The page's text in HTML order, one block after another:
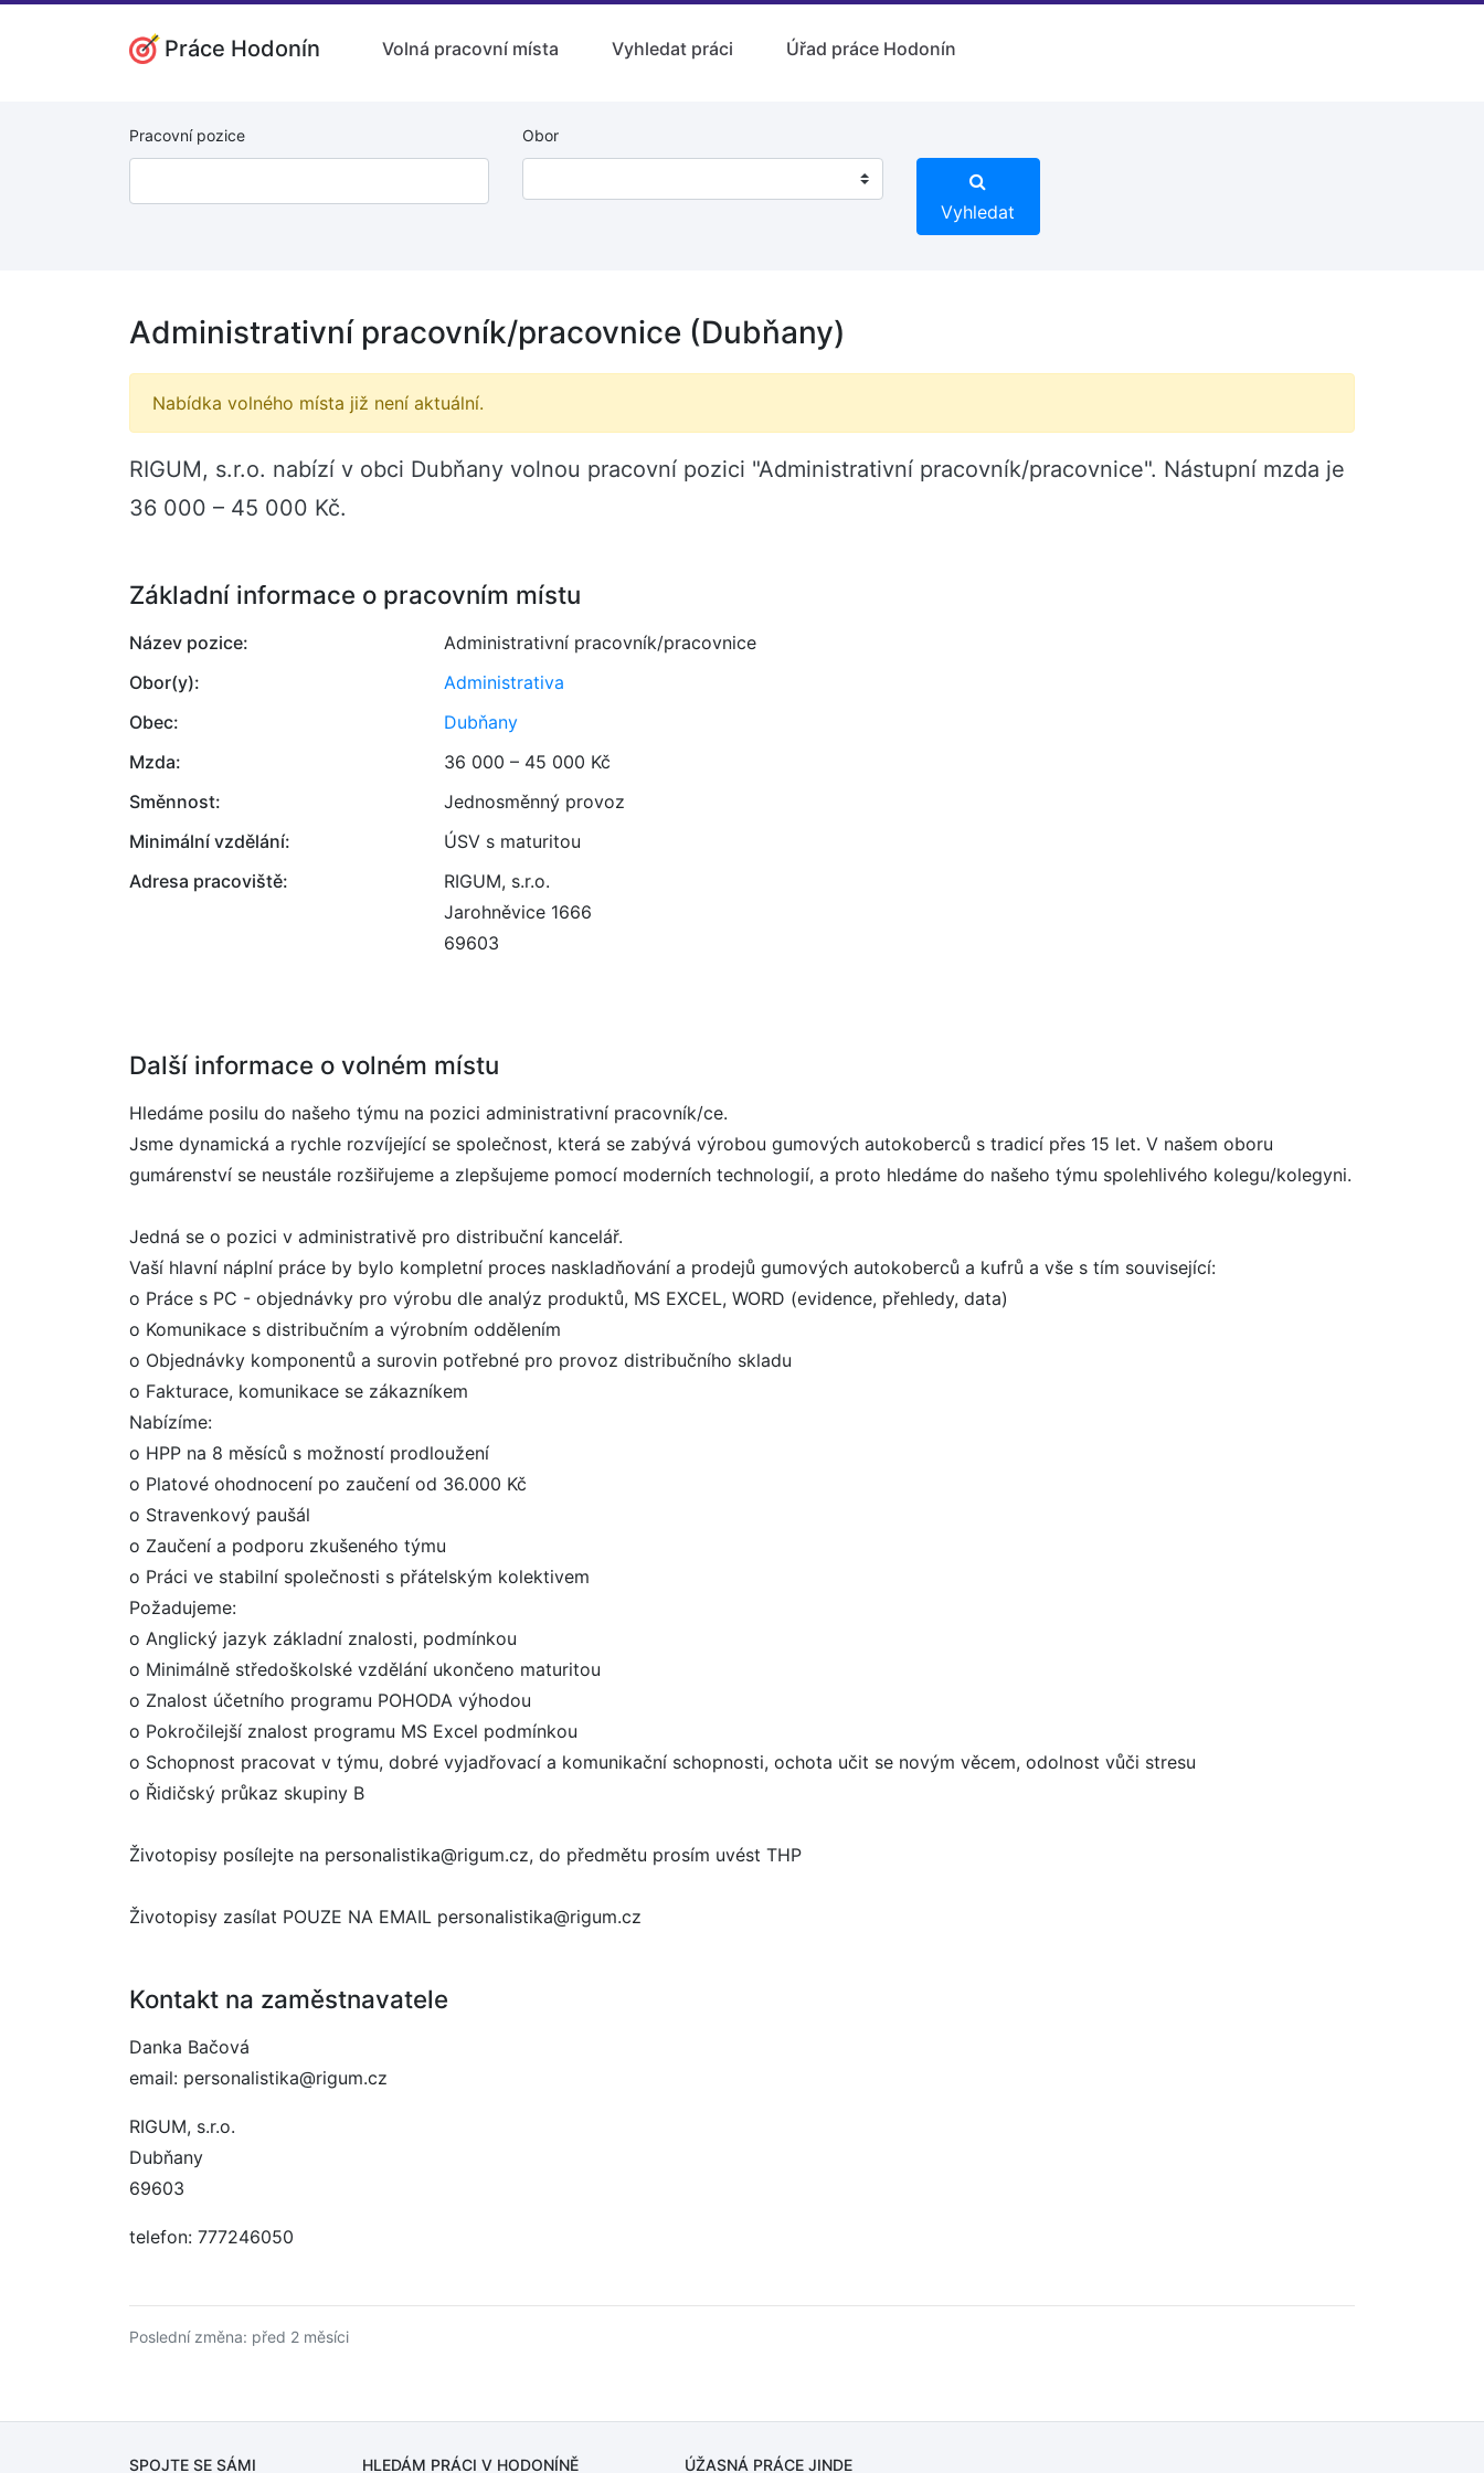
Práce Hodonín Volná pracovní místa Vyhledat práci Úřad práce Hodonín
Pracovní pozice Obor
Vyhledat
Administrativní pracovník/pracovnice (Dubňany)
Nabídka volného místa již není aktuální.
RIGUM, s.r.o. nabízí v obci Dubňany volnou pracovní pozici "Administrativní pracovník/pracovnice". Nástupní mzda je
36 000 – 45 000 Kč.
Základní informace o pracovním místu
Název pozice:
Administrativní pracovník/pracovnice
Obor(y):
Administrativa
Obec:
Dubňany
Mzda:
36 000 – 45 000 Kč
Směnnost:
Jednosměnný provoz
Minimální vzdělání:
ÚSV s maturitou
Adresa pracoviště:
RIGUM, s.r.o.
Jarohněvice 1666
69603
Další informace o volném místu
Hledáme posilu do našeho týmu na pozici administrativní pracovník/ce.
Jsme dynamická a rychle rozvíjející se společnost, která se zabývá výrobou gumových autokoberců s tradicí přes 15 let. V našem oboru
gumárenství se neustále rozšiřujeme a zlepšujeme pomocí moderních technologií, a proto hledáme do našeho týmu spolehlivého kolegu/kolegyni.
Jedná se o pozici v administrativě pro distribuční kancelář.
Vaší hlavní náplní práce by bylo kompletní proces naskladňování a prodejů gumových autokoberců a kufrů a vše s tím související:
o Práce s PC - objednávky pro výrobu dle analýz produktů, MS EXCEL, WORD (evidence, přehledy, data)
o Komunikace s distribučním a výrobním oddělením
o Objednávky komponentů a surovin potřebné pro provoz distribučního skladu
o Fakturace, komunikace se zákazníkem
Nabízíme:
o HPP na 8 měsíců s možností prodloužení
o Platové ohodnocení po zaučení od 36.000 Kč
o Stravenkový paušál
o Zaučení a podporu zkušeného týmu
o Práci ve stabilní společnosti s přátelským kolektivem
Požadujeme:
o Anglický jazyk základní znalosti, podmínkou
o Minimálně středoškolské vzdělání ukončeno maturitou
o Znalost účetního programu POHODA výhodou
o Pokročilejší znalost programu MS Excel podmínkou
o Schopnost pracovat v týmu, dobré vyjadřovací a komunikační schopnosti, ochota učit se novým věcem, odolnost vůči stresu
o Řidičský průkaz skupiny B
Životopisy posílejte na personalistika@rigum.cz, do předmětu prosím uvést THP
Životopisy zasílat POUZE NA EMAIL personalistika@rigum.cz
Kontakt na zaměstnavatele
Danka Bačová
email: personalistika@rigum.cz
RIGUM, s.r.o.
Dubňany
69603
telefon: 777246050
Poslední změna: před 2 měsíci
SPOJTE SE SÁMI HLEDÁM PRÁCI V HODONÍNĚ ÚŽASNÁ PRÁCE JINDE